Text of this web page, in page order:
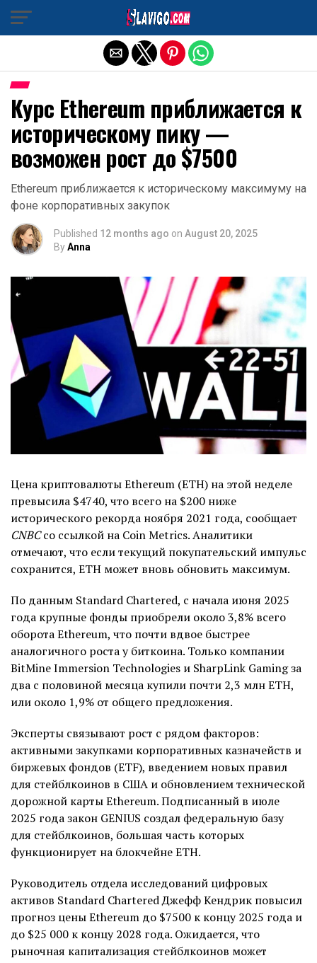
Курс Ethereum приближается к
историческому пику —
возможен рост до $7500
Ethereum приближается к историческому максимуму на
фоне корпоративных закупок
Published 12 months ago on August 20, 2025
ByAnna
Цена криптовалюты Ethereum (ETH) на этой неделе
превысила $4740, что всего на $200 ниже
исторического рекорда ноября 2021 года, сообщает
CNBCсо ссылкой на Coin Metrics. Аналитики
отмечают, что если текущий покупательский импульс
сохранится, ETH может вновь обновить максимум.
По данным Standard Chartered, с начала июня 2025
года крупные фонды приобрели около 3,8% всего
оборота Ethereum, что почти вдвое быстрее
аналогичного роста у биткоина. Только компании
BitMine Immersion Technologies и SharpLink Gaming за
два с половиной месяца купили почти 2,3 млн ETH,
или около 1,9% от общего предложения.
Эксперты связывают рост с рядом факторов:
активными закупками корпоративных казначейств и
биржевых фондов (ETF), введением новых правил
для стейблкоинов в США и обновлением технической
дорожной карты Ethereum. Подписанный в июле
2025 года закон GENIUS создал федеральную базу
для стейблкоинов, большая часть которых
функционирует на блокчейне ETH.
Руководитель отдела исследований цифровых
активов Standard Chartered Джефф Кендрик повысил
прогноз цены Ethereum до $7500 к концу 2025 года и
до $25 000 к концу 2028 года. Ожидается, что
рыночная капитализация стейблкоинов может
Exit mobile version